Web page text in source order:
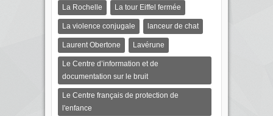
La Rochelle La tour Eiffel fermée
La violence conjugale lanceur de chat
Laurent Obertone Lavérune
Le Centre d’information et de
documentation sur le bruit
Le Centre français de protection de
l'enfance